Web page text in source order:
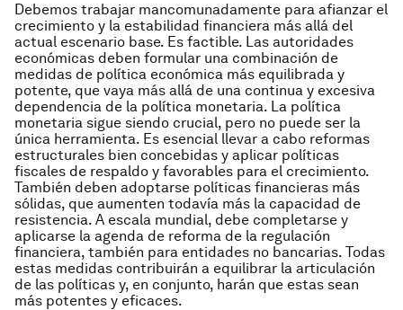
Debemos trabajar mancomunadamente para afianzar el
crecimiento y la estabilidad financiera más allá del
actual escenario base. Es factible. Las autoridades
económicas deben formular una combinación de
medidas de política económica más equilibrada y
potente, que vaya más allá de una continua y excesiva
dependencia de la política monetaria. La política
monetaria sigue siendo crucial, pero no puede ser la
única herramienta. Es esencial llevar a cabo reformas
estructurales bien concebidas y aplicar políticas
fiscales de respaldo y favorables para el crecimiento.
También deben adoptarse políticas financieras más
sólidas, que aumenten todavía más la capacidad de
resistencia. A escala mundial, debe completarse y
aplicarse la agenda de reforma de la regulación
financiera, también para entidades no bancarias. Todas
estas medidas contribuirán a equilibrar la articulación
de las políticas y, en conjunto, harán que estas sean
más potentes y eficaces.